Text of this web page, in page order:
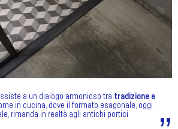
a un dialogo armonioso tra tradizione e
in cucina, dove il formato esagonale, oggi
rimanda in realtà agli antichi portici